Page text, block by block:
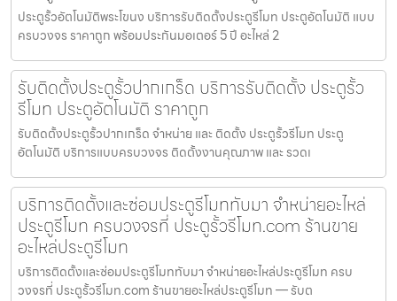
ประตูรั้วอัตโนมัติพระโขนง บริการรับติดตั้งประตูรีโมท ประตูอัตโนมัติ แบบ
ครบวงจร ราคาถูก พร้อมประกันมอเตอร์ 5 ปี อะไหล่ 2
รับติดตั้งประตูรั้วปากเกร็ด บริการรับติดตั้ง ประตูรั้ว
รีโมท ประตูอัตโนมัติ ราคาถูก
รับติดตั้งประตูรั้วปากเกร็ด จำหน่าย และ ติดตั้ง ประตูรั้วรีโมท ประตู
อัตโนมัติ บริการแบบครบวงจร ติดตั้งงานคุณภาพ และ รวดเ
บริการติดตั้งและซ่อมประตูรีโมททับมา จำหน่ายอะไหล่
ประตูรีโมท ครบวงจรที่ ประตูรั้วรีโมท.com ร้านขาย
อะไหล่ประตูรีโมท
บริการติดตั้งและซ่อมประตูรีโมททับมา จำหน่ายอะไหล่ประตูรีโมท ครบ
วงจรที่ ประตูรั้วรีโมท.com ร้านขายอะไหล่ประตูรีโมท — รับต